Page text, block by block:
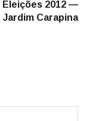
post:
Eleições 2012 —
Jardim Carapina